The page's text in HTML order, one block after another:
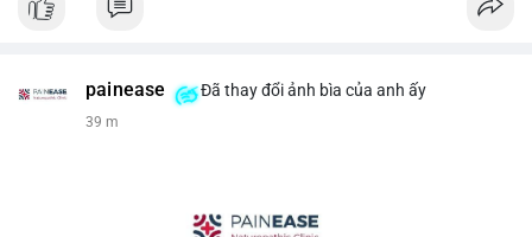
painease Đã thay đổi ảnh bìa của anh ấy
39 m